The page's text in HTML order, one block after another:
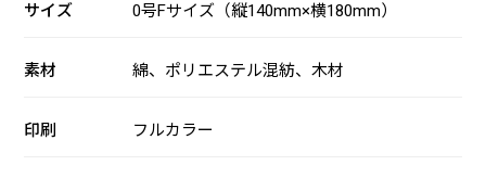
サイズ 0号Fサイズ（縦140mm×横180mm）
素材 綿、ポリエステル混紡、木材
印刷 フルカラー